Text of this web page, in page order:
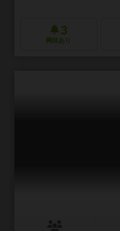
3
興味あり